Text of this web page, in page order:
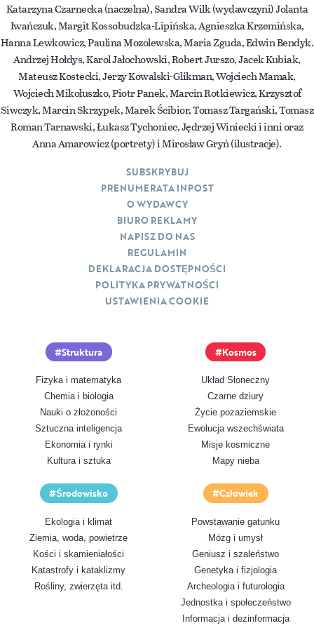
Katarzyna Czarnecka (naczelna), Sandra Wilk (wydawczyni) Jolanta
Iwańczuk, Margit Kossobudzka-Lipińska, Agnieszka Krzemińska,
Hanna Lewkowicz, Paulina Mozolewska, Maria Zguda, Edwin Bendyk.
Andrzej Hołdys, Karol Jałochowski, Robert Jurszo, Jacek Kubiak,
Mateusz Kostecki, Jerzy Kowalski-Glikman, Wojciech Mamak,
Wojciech Mikołuszko, Piotr Panek, Marcin Rotkiewicz, Krzysztof
Siwczyk, Marcin Skrzypek, Marek Ścibior, Tomasz Targański, Tomasz
Roman Tarnawski, Łukasz Tychoniec, Jędrzej Winiecki i inni oraz
Anna Amarowicz (portrety) i Mirosław Gryń (ilustracje).
Struktura
Fizyka i matematyka
Chemia i biologia
Nauki o złożoności
Sztuczna inteligencja
Ekonomia i rynki
Kultura i sztuka
Kosmos
Układ Słoneczny
Czarne dziury
Życie pozaziemskie
Ewolucja wszechświata
Misje kosmiczne
Mapy nieba
Środowisko
Ekologia i klimat
Ziemia, woda, powietrze
Kości i skamieniałości
Katastrofy i kataklizmy
Rośliny, zwierzęta itd.
Człowiek
Powstawanie gatunku
Mózg i umysł
Geniusz i szaleństwo
Genetyka i fizjologia
Archeologia i futurologia
Jednostka i społeczeństwo
Informacja i dezinformacja
SUBSKRYBUJ
PRENUMERATA INPOST
O WYDAWCY
BIURO REKLAMY
NAPISZ DO NAS
REGULAMIN
DEKLARACJA DOSTĘPNOŚCI
POLITYKA PRYWATNOŚCI
USTAWIENIA COOKIE